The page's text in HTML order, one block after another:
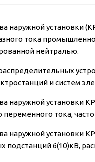
наружной установки
тока
нейтралью.
и систем
наружной установки
тока,
наружной установки
6(10)кВ,